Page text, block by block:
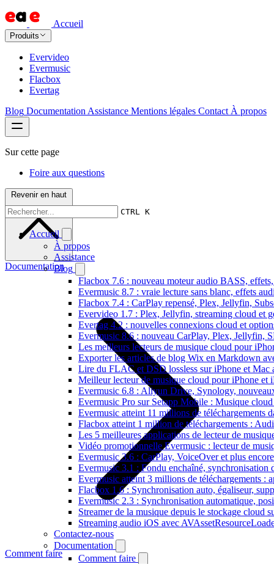
Accueil
Produits
Evervideo
Evermusic
Flacbox
Evertag
Blog Documentation Assistance Mentions légales Contact À propos
CTRL K
Accueil
À propos
Assistance
Blog
Flacbox 7.6 : nouveau moteur audio BASS,
Evermusic 8.7 : vraie lecture sans blanc, effets
Flacbox 7.4 : CarPlay repensé, Plex, Jellyfin,
Evervideo 1.7 : Plex, Jellyfin, streaming cloud et
Evertag 4.2 : nouvelles connexions cloud et
Evermusic 8.6 : nouveau CarPlay, Plex, Jellyfin,
Les meilleurs lecteurs de musique cloud pour
Exporter les articles de blog Wix en Markdown
Lire du FLAC et DSD lossless sur iPhone et Mac
Meilleur lecteur de musique cloud pour iPhone et
Evermusic 6.8 : Aliyun Drive, Synology,
Evermusic Pro sur Setapp Mobile : Musique
Evermusic atteint 11 millions de téléchargements
Flacbox atteint 1 million de téléchargements :
Les 5 meilleures applications de lecteur de
Vidéo promotionnelle Evermusic : lecteur de
Evermusic 3.6 : CarPlay, VoiceOver et plus encore
Evermusic 3.1 : Fondu enchaîné, synchronisation
Evermusic atteint 3 millions de téléchargements :
Flacbox 1.6 : Synchronisation auto, égaliseur,
Evermusic 2.3 : Synchronisation automatique,
Streamer de la musique depuis le stockage cloud
Streaming audio iOS avec
Contactez-nous
Documentation
Comment faire
Sur cette page
Foire aux questions
Revenir en haut
Documentation
Comment faire